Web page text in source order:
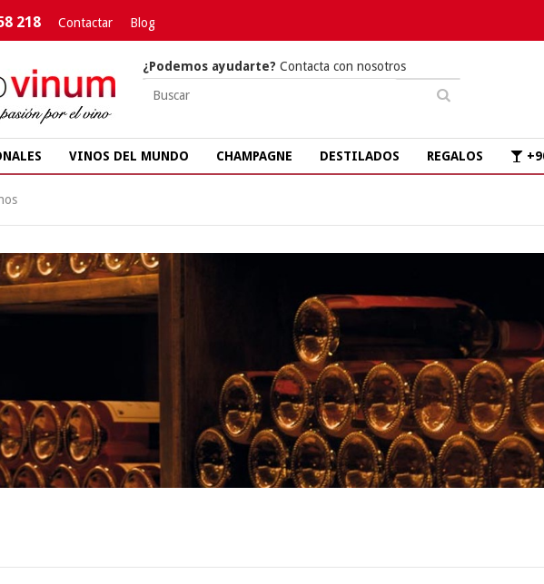
218 Contactar Blog
¿Podemos ayudarte? Contacta con nosotros
VINOS DEL MUNDO CHAMPAGNE DESTILADOS REGALOS